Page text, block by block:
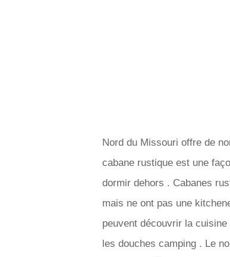
Nord du Missouri offre de
cabane rustique est une
dormir dehors . Cabanes
mais ne ont pas une
peuvent découvrir la
les douches camping . Le